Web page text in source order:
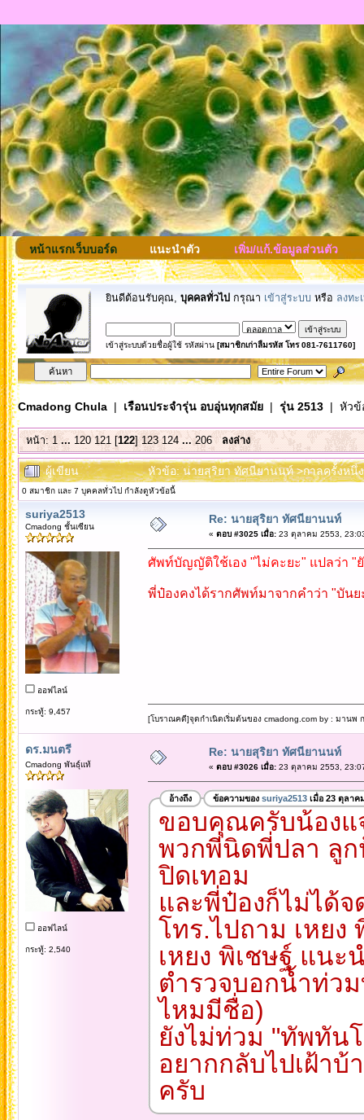
หน้าแรกเว็บบอร์ด แนะนำตัว เพิ่ม/แก้.ข้อมูลส่วนตัว
ยินดีต้อนรับคุณ, บุคคลทั่วไป กรุณา เข้าสู่ระบบ หรือ ลงทะ
เข้าสู่ระบบด้วยชื่อผู้ใช้ รหัสผ่าน [สมาชิกเก่าลืมรหัส โทร 081-7611760]
Cmadong Chula| เรือนประจำรุ่น อบอุ่นทุกสมัย| รุ่น 2513| หัวข้
หน้า:1 ... 120 121 [122]123 124 ...206 ลงล่าง
ผู้เขียน หัวข้อ: นายสุริยา ทัศนียานนท์ >กาลครั้งหนึ่
0 สมาชิก และ 7 บุคคลทั่วไป กำลังดูหัวข้อนี้
suriya2513
Cmadong ชั้นเซียน
ออฟไลน์
กระทู้: 9,457
Re: นายสุริยา ทัศนียานนท์
« ตอบ #3025 เมื่อ:23 ตุลาคม 2553,
ศัพท์บัญญัติใช้เอง "ไม่คะยะ" แปลว่า "ยั
พี่ป๋องคงได้รากศัพท์มาจากคำว่า "บันย
[โบราณคดี]จุดกำเนิดเริ่มต้นของ cmadong.com by : มานพ
ดร.มนตรี
Cmadong พันธุ์แท้
ออฟไลน์
กระทู้: 2,540
Re: นายสุริยา ทัศนียานนท์
« ตอบ #3026 เมื่อ:23 ตุลาคม 2553,
อ้างถึง ข้อความของ suriya2513เมื่อ 23 ตุลาค
ขอบคุณครับน้องแ
พวกพี่นิดพี่ปลา ลูก
ปิดเทอม
และพี่ป๋องก็ไม่ได้
โทร.ไปถาม เหยง
เหยง พิเชษฐ์ แน
ตำรวจบอกน้ำท่ว
ไหมมีชื่อ)
ยังไม่ท่วม "ทัพทัน
อยากกลับไปเฝ้าบ้
ครับ